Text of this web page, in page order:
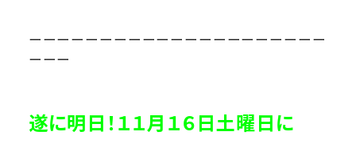
ーーーーーーーーーーーーーーーーーーーーー
ーーー
遂に明日！１１月１６日土曜日に